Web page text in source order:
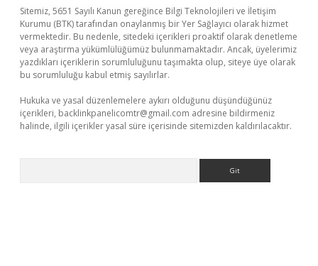
Sitemiz, 5651 Sayılı Kanun gereğince Bilgi Teknolojileri ve İletişim
Kurumu (BTK) tarafından onaylanmış bir Yer Sağlayıcı olarak hizmet
vermektedir. Bu nedenle, sitedeki içerikleri proaktif olarak denetleme
veya araştırma yükümlülüğümüz bulunmamaktadır. Ancak, üyelerimiz
yazdıkları içeriklerin sorumluluğunu taşımakta olup, siteye üye olarak
bu sorumluluğu kabul etmiş sayılırlar.
Hukuka ve yasal düzenlemelere aykırı olduğunu düşündüğünüz
içerikleri, backlinkpanelicomtr@gmail.com adresine bildirmeniz
halinde, ilgili içerikler yasal süre içerisinde sitemizden kaldırılacaktır.